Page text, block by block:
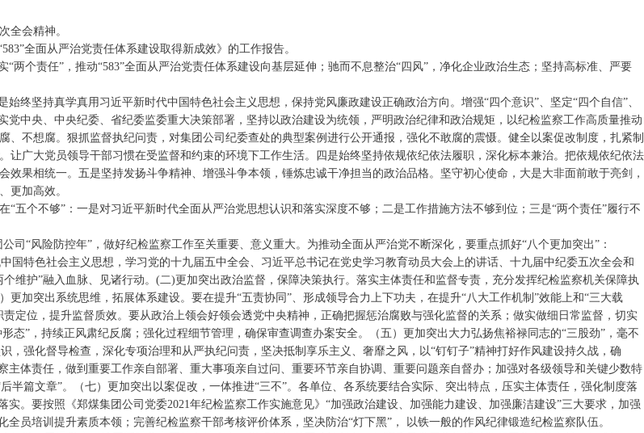
全会精神。
全面从严治党责任体系建设取得新成效》的工作报告。
两个责任”，推动“583”全面从严治党责任体系建设向基层延伸；驰而不息整治“四风”，净化企业政治生态；坚持高标准、严要
终坚持真学真用习近平新时代中国特色社会主义思想，保持党风廉政建设正确政治方向。增强“四个意识”、坚定“四个自信”、
中央、中央纪委、省纪委监委重大决策部署，坚持以政治建设为统领，严明政治纪律和政治规矩，以纪检监察工作高质量推动
不想腐。狠抓监督执纪问责，对集团公司纪委查处的典型案例进行公开通报，强化不敢腐的震慑。健全以案促改制度，扎紧制
广大党员领导干部习惯在受监督和约束的环境下工作生活。四是始终坚持依规依纪依法履职，深化标本兼治。把依规依纪依法
果相统一。五是坚持发扬斗争精神、增强斗争本领，锤炼忠诚干净担当的政治品格。坚守初心使命，大是大非面前敢于亮剑，
更加高效。
五个不够”：一是对习近平新时代全面从严治党思想认识和落实深度不够；二是工作措施方法不够到位；三是“两个责任”履行不
司“风险防控年”，做好纪检监察工作至关重要、意义重大。为推动全面从严治党不断深化，要重点抓好“八个更加突出”：
国特色社会主义思想，学习党的十九届五中全会、习近平总书记在党史学习教育动员大会上的讲话、十九届中纪委五次全会和
维护”融入血脉、见诸行动。(二)更加突出政治监督，保障决策执行。落实主体责任和监督专责，充分发挥纪检监察机关保障执
加突出系统思维，拓展体系建设。要在提升“五责协同”、形成领导合力上下功夫，在提升“八大工作机制”效能上和“三大载
定位，提升监督质效。要从政治上领会好领会透党中央精神，正确把握惩治腐败与强化监督的关系；做实做细日常监督，切实
态”，持续正风肃纪反腐；强化过程细节管理，确保审查调查办案安全。（五）更加突出大力弘扬焦裕禄同志的“三股劲”，毫不
，强化督导检查，深化专项治理和从严执纪问责，坚决抵制享乐主义、奢靡之风，以“钉钉子”精神打好作风建设持久战，确
体责任，做到重要工作亲自部署、重大事项亲自过问、重要环节亲自协调、重要问题亲自督办；加强对各级领导和关键少数特
半篇文章”。（七）更加突出以案促改，一体推进“三不”。各单位、各系统要结合实际、突出特点，压实主体责任，强化制度落
。要按照《郑煤集团公司党委2021年纪检监察工作实施意见》“加强政治建设、加强能力建设、加强廉洁建设”三大要求，加强
员培训提升素质本领；完善纪检监察干部考核评价体系，坚决防治“灯下黑”， 以铁一般的作风纪律锻造纪检监察队伍。